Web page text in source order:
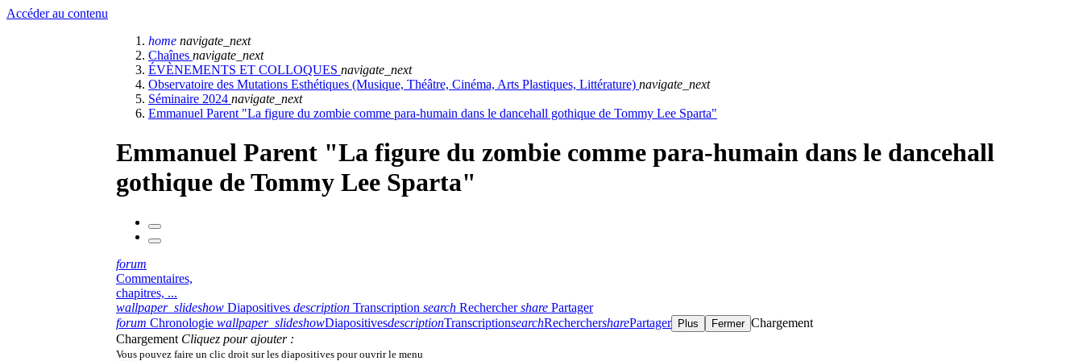
Accéder au contenu
home navigate_next
Chaînes navigate_next
ÉVÈNEMENTS ET COLLOQUES navigate_next
Observatoire des Mutations Esthétiques (Musique, Théâtre, Cinéma, Arts Plastiques, Littérature) navigate_next
Séminaire 2024 navigate_next
Emmanuel Parent "La figure du zombie comme para-humain dans le dancehall gothique de Tommy Lee Sparta"
Emmanuel Parent "La figure du zombie comme para-humain dans le dancehall
gothique de Tommy Lee Sparta"
forum
Commentaires,
chapitres, ...
wallpaper_slideshow Diapositives description Transcription search Rechercher share Partager
forum Chronologie wallpaper_slideshowDiapositivesdescriptionTranscriptionsearchRecherchersharePartager Plus Fermer Chargement
Chargement Cliquez pour ajouter :
Vous pouvez faire un clic droit sur les diapositives pour ouvrir le menu